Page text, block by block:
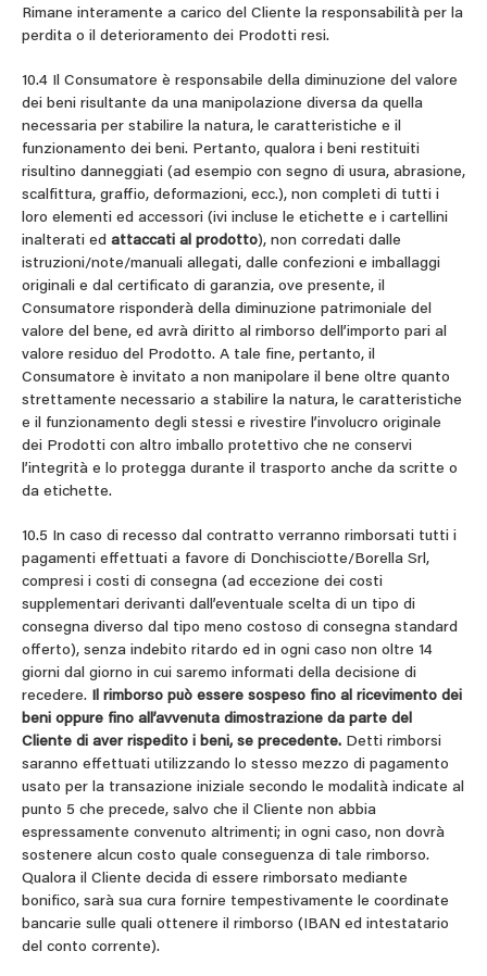
Rimane interamente a carico del Cliente la responsabilità per la
perdita o il deterioramento dei Prodotti resi.
10.4 Il Consumatore è responsabile della diminuzione del valore
dei beni risultante da una manipolazione diversa da quella
necessaria per stabilire la natura, le caratteristiche e il
funzionamento dei beni. Pertanto, qualora i beni restituiti
risultino danneggiati (ad esempio con segno di usura, abrasione,
scalfittura, graffio, deformazioni, ecc.), non completi di tutti i
loro elementi ed accessori (ivi incluse le etichette e i cartellini
inalterati ed attaccati al prodotto), non corredati dalle
istruzioni/note/manuali allegati, dalle confezioni e imballaggi
originali e dal certificato di garanzia, ove presente, il
Consumatore risponderà della diminuzione patrimoniale del
valore del bene, ed avrà diritto al rimborso dell’importo pari al
valore residuo del Prodotto. A tale fine, pertanto, il
Consumatore è invitato a non manipolare il bene oltre quanto
strettamente necessario a stabilire la natura, le caratteristiche
e il funzionamento degli stessi e rivestire l’involucro originale
dei Prodotti con altro imballo protettivo che ne conservi
l’integrità e lo protegga durante il trasporto anche da scritte o
da etichette.
10.5 In caso di recesso dal contratto verranno rimborsati tutti i
pagamenti effettuati a favore di Donchisciotte/Borella Srl,
compresi i costi di consegna (ad eccezione dei costi
supplementari derivanti dall’eventuale scelta di un tipo di
consegna diverso dal tipo meno costoso di consegna standard
offerto), senza indebito ritardo ed in ogni caso non oltre 14
giorni dal giorno in cui saremo informati della decisione di
recedere. Il rimborso può essere sospeso fino al ricevimento dei
beni oppure fino all’avvenuta dimostrazione da parte del
Cliente di aver rispedito i beni, se precedente. Detti rimborsi
saranno effettuati utilizzando lo stesso mezzo di pagamento
usato per la transazione iniziale secondo le modalità indicate al
punto 5 che precede, salvo che il Cliente non abbia
espressamente convenuto altrimenti; in ogni caso, non dovrà
sostenere alcun costo quale conseguenza di tale rimborso.
Qualora il Cliente decida di essere rimborsato mediante
bonifico, sarà sua cura fornire tempestivamente le coordinate
bancarie sulle quali ottenere il rimborso (IBAN ed intestatario
del conto corrente).